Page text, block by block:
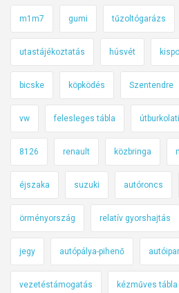
m1m7 gumi tűzoltógarázs
utastájékoztatás húsvét
bicske köpködés Szentendre
vw felesleges tábla
8126 renault közbringa
éjszaka suzuki autóroncs
örményország relatív gyorshajtás
jegy autópálya-pihenő autóipar
vezetéstámogatás kézműves tábla